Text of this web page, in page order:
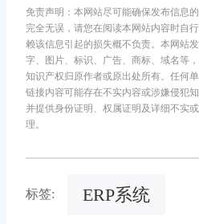
免责声明：本网站尽可能确保发布信息
完全无误，请您在阅读本网站内容时自
赖该信息引起的损失概不负责。本网站
字、图片、标识、广告、商标、域名等
知识产权归原作者或原出处所有。任何
链接内容可能存在不实内容或涉嫌侵犯
并提供身份证明、权属证明及详细不实
理。
标签: ERP系统